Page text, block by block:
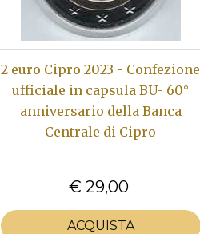
2 euro Cipro 2023 - Confezione
ufficiale in capsula BU- 60°
anniversario della Banca
Centrale di Cipro
€ 29,00
ACQUISTA